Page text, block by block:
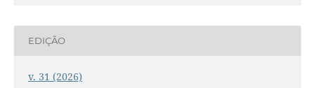
EDIÇÃO
v. 31 (2026)